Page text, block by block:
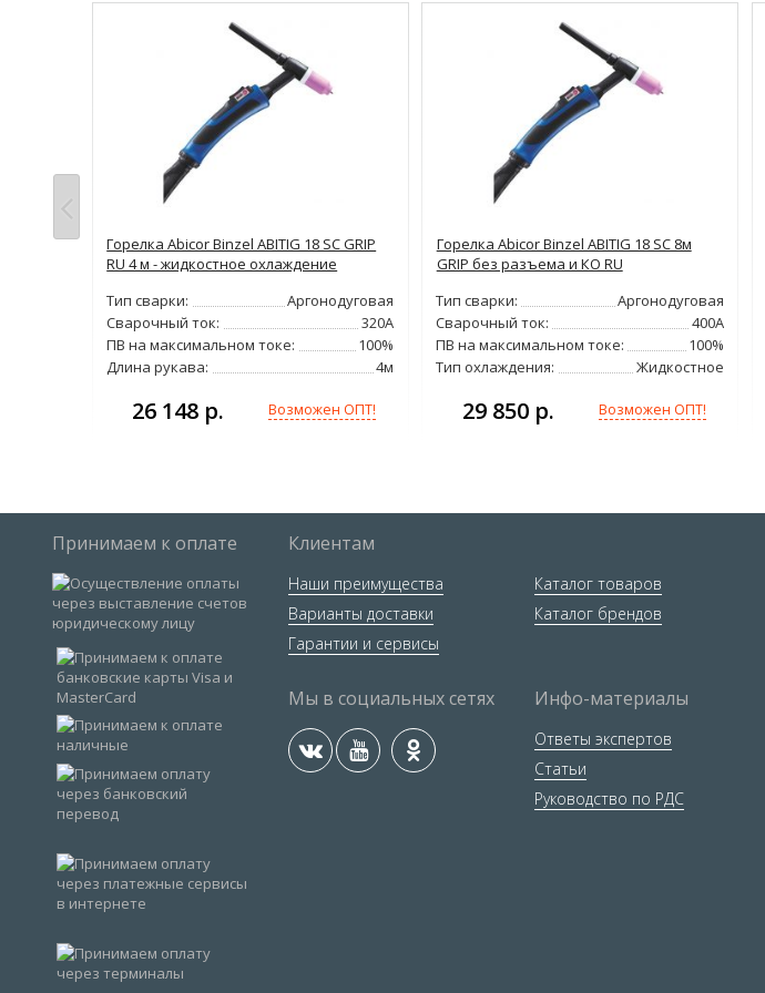
Горелка Abicor Binzel ABITIG 18 SC GRIP
RU 4 м - жидкостное охлаждение
Тип сварки:
Аргонодуговая
Сварочный ток:
320А
ПВ на максимальном токе:
100%
Длина рукава:
4м
26 148 р. Возможен ОПТ!
Горелка Abicor Binzel ABITIG 18 SC 8м
GRIP без разъема и КО RU
Тип сварки:
Аргонодуговая
Сварочный ток:
400А
ПВ на максимальном токе:
100%
Тип охлаждения:
Жидкостное
29 850 р. Возможен ОПТ!
Принимаем к оплате Клиентам
Наши преимущества
Варианты доставки
Гарантии и сервисы
Каталог товаров
Каталог брендов
Мы в социальных сетях Инфо-материалы
Ответы экспертов
Статьи
Руководство по РДС